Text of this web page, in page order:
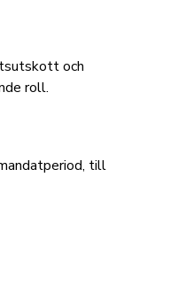
och
roll.
till